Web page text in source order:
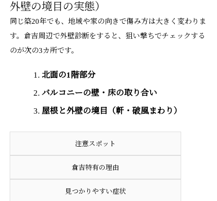
外壁の境目の実態）
同じ築20年でも、地域や家の向きで傷み方は大きく変わりま
す。倉吉周辺で外壁診断をすると、狙い撃ちでチェックする
のが次の3カ所です。
北面の1階部分
バルコニーの壁・床の取り合い
屋根と外壁の境目（軒・破風まわり）
注意スポット
倉吉特有の理由
見つかりやすい症状